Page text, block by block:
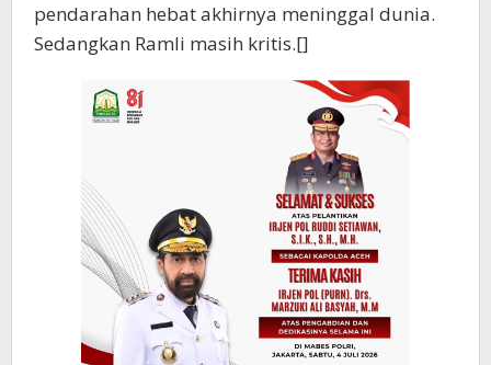
pendarahan hebat akhirnya meninggal dunia.
Sedangkan Ramli masih kritis.[]